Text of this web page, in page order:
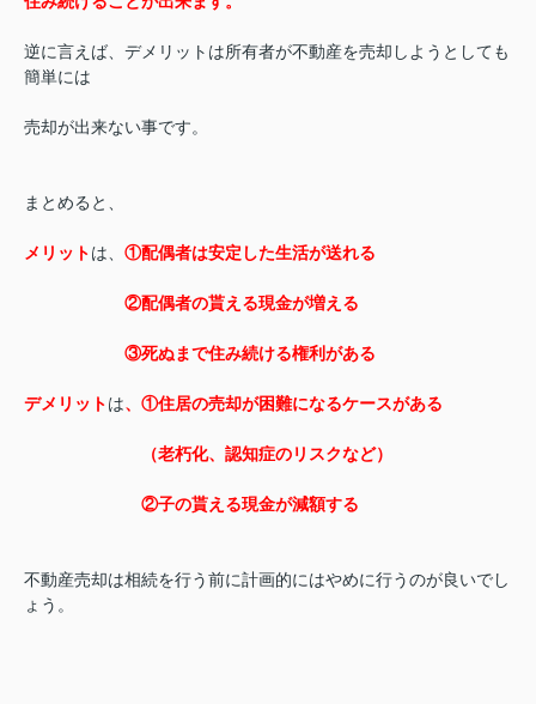
逆に言えば、デメリットは所有者が不動産を売却しようとしても
簡単には
売却が出来ない事です。
まとめると、
メリットは、 ①配偶者は安定した生活が送れる
②配偶者の貰える現金が増える
③死ぬまで住み続ける権利がある
デメリットは、①住居の売却が困難になるケースがある
（老朽化、認知症のリスクなど）
②子の貰える現金が減額する
不動産売却は相続を行う前に計画的にはやめに行うのが良いでし
ょう。